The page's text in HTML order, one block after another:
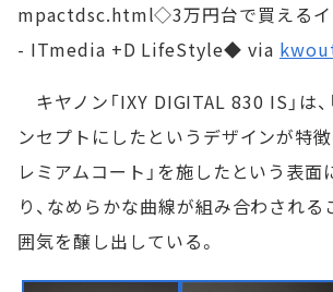
mpactdsc.html◇3万円台で買えるイ
- ITmedia +D LifeStyle◆ via
キヤノン「IXY DIGITAL 830 IS」は、
ンセプトにしたというデザインが特徴
レミアムコート」を施したという表面
り、なめらかな曲線が組み合わされる
囲気を醸し出している。